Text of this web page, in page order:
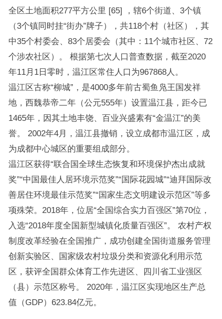
全区土地面积277平方公里 [65] ，辖6个街道、3个镇
（3个镇同时挂“街办”牌子），共118个村（社区），其
中35个村委会、83个居委会（其中：11个城市社区、72
个涉农社区）。 根据第七次人口普查数据，截至2020
年11月1日零时，温江区常住人口为967868人。
温江区古称“柳城”，是4000多年前古蜀鱼凫王国发祥
地，西魏恭帝二年（公元555年）设置温江县，距今已
1465年，因其土地丰饶、百业兴盛素有“金温江”的美
誉。 2002年4月，温江县撤销，设立成都市温江区，成
为成都中心城区的重要组成部分。
温江区获得“联合国全球生态恢复和环境保护杰出成就
奖”“中国最佳人居环境示范奖”“国际花园城”“迪拜国际改
善居住环境最佳示范奖”“国家生态文明建设示范区”等多
项殊荣。2018年，位居“全国综合实力百强区”第70位，
入选“2018年度全国新型城镇化质量百强区”。 农村产权
制度改革经验在全国推广，成功创建全国街道服务管理
创新实验区、国家级农村垃圾分类和资源化利用示范
区，获评全国群众体育工作先进区、四川省工业强区
（县）示范区称号。 2020年，温江区实现地区生产总
值（GDP）623.84亿元。